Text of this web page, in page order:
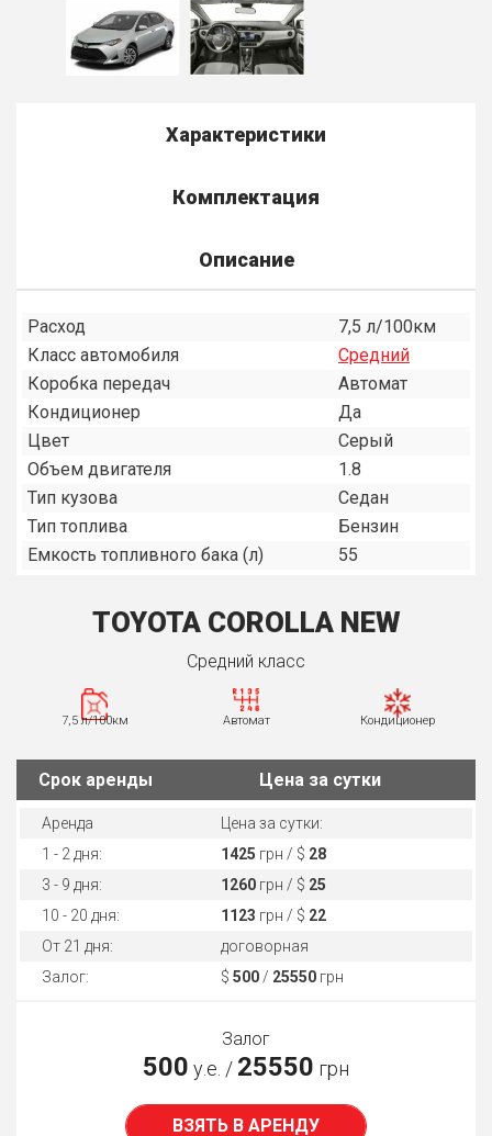
Характеристики
Комплектация
Описание
Расход
7,5 л/100км
Класс автомобиля
Средний
Коробка передач
Автомат
Кондиционер
Да
Цвет
Серый
Объем двигателя
1.8
Тип кузова
Седан
Тип топлива
Бензин
Емкость топливного бака (л)
55
TOYOTA COROLLA NEW
Средний класс
7,5 л/100км Автомат Кондиционер
Cрок аренды Цена за сутки
Аренда
Цена за сутки:
1 - 2 дня:
1425 грн / $ 28
3 - 9 дня:
1260 грн / $ 25
10 - 20 дня:
1123 грн / $ 22
От 21 дня:
договорная
Залог:
$ 500 / 25550 грн
Залог
500 у.е. / 25550 грн
ВЗЯТЬ В АРЕНДУ